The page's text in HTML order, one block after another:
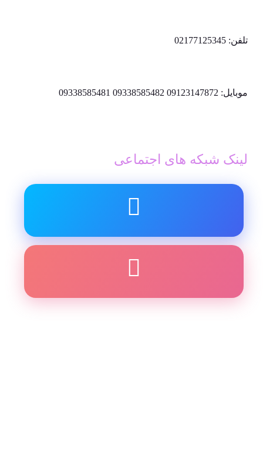
تلفن: 02177125345
موبایل: 09123147872 09338585482 09338585481
لینک شبکه های اجتماعی